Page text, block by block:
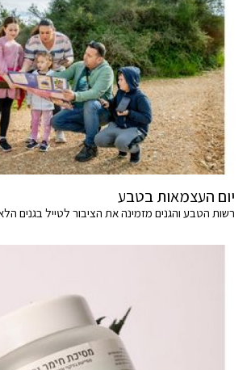
יום העצמאות בטבע
רשות הטבע והגנים מזמינה את הציבור לטייל בגנים